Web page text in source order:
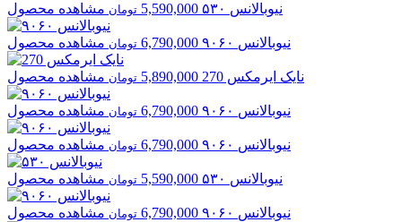
نیوبالانس ۵۳۰ 5,590,000 تومان مشاهده محصول
نیوبالانس ۹۰۶۰ 6,790,000 تومان مشاهده محصول
نایک ایرمکس 270 5,890,000 تومان مشاهده محصول
نیوبالانس ۹۰۶۰ 6,790,000 تومان مشاهده محصول
نیوبالانس ۹۰۶۰ 6,790,000 تومان مشاهده محصول
نیوبالانس ۵۳۰ 5,590,000 تومان مشاهده محصول
نیوبالانس ۹۰۶۰ 6,790,000 تومان مشاهده محصول